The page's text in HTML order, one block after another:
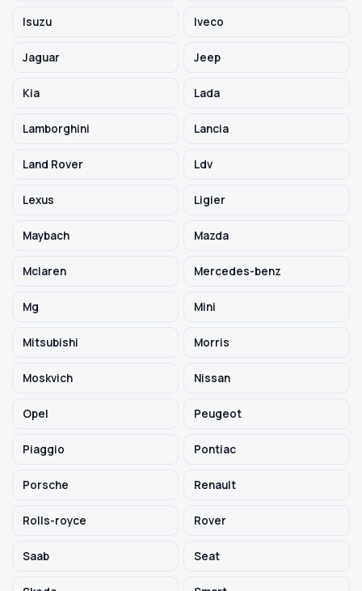
Isuzu Iveco
Jaguar Jeep
Kia Lada
Lamborghini Lancia
Land Rover Ldv
Lexus Ligier
Maybach Mazda
Mclaren Mercedes-benz
Mg Mini
Mitsubishi Morris
Moskvich Nissan
Opel Peugeot
Piaggio Pontiac
Porsche Renault
Rolls-royce Rover
Saab Seat